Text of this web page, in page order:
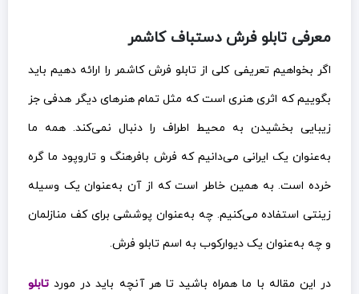
معرفی تابلو فرش دستباف کاشمر
اگر بخواهیم تعریفی کلی از تابلو فرش کاشمر را ارائه دهیم باید
بگوییم که اثری هنری است که مثل تمام هنرهای دیگر هدفی جز
زیبایی بخشیدن به محیط اطراف را دنبال نمی‌کند. همه ما
به‌عنوان یک ایرانی می‌دانیم که فرش بافرهنگ و تاروپود ما گره
خرده است. به همین خاطر است که از آن به‌عنوان یک وسیله
زینتی استفاده می‌کنیم. چه به‌عنوان پوششی برای کف منازلمان
و چه به‌عنوان یک دیوارکوب به اسم تابلو فرش.
در این مقاله با ما همراه باشید تا هر آنچه باید در مورد تابلو